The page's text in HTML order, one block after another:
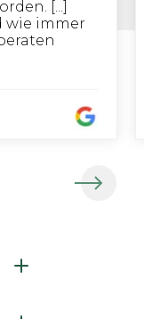
[...]
wie immer